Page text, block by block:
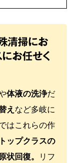
清掃にお
お任せく
体液の洗浄だ
え など多岐に
はこれらの作
ップクラスの
回復。 リフ